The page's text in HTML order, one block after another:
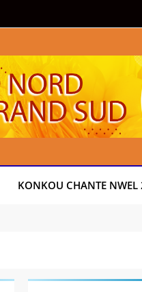
KONKOU CHANTE